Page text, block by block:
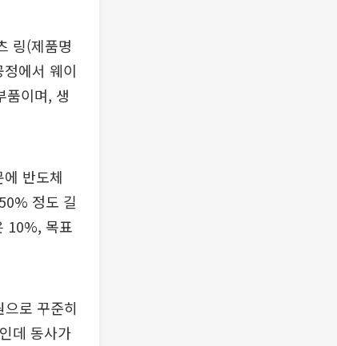
링(제품명
에서 웨이
품이며, 생
반도체
정도 길
10%, 목표
로 꾸준히
데 동사가